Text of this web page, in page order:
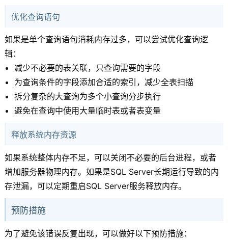
优化查询语句
如果是单个查询语句消耗内存过多，可以尝试优化查询逻
辑：
减少不必要的表关联，只查询需要的字段
为查询条件的字段添加合适的索引，减少全表扫描
拆分复杂的大查询为多个小查询分步执行
避免在查询中使用大量临时表或者表变量
释放系统内存资源
如果系统整体内存不足，可以关闭不必要的后台进程，或者
增加服务器物理内存。如果是SQL Server长期运行导致的内
存泄漏，可以定期重启SQL Server服务释放内存。
预防措施
为了避免该错误反复出现，可以做好以下预防措施：